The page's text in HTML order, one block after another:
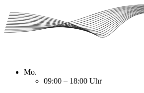
Mo.
09:00 – 18:00 Uhr